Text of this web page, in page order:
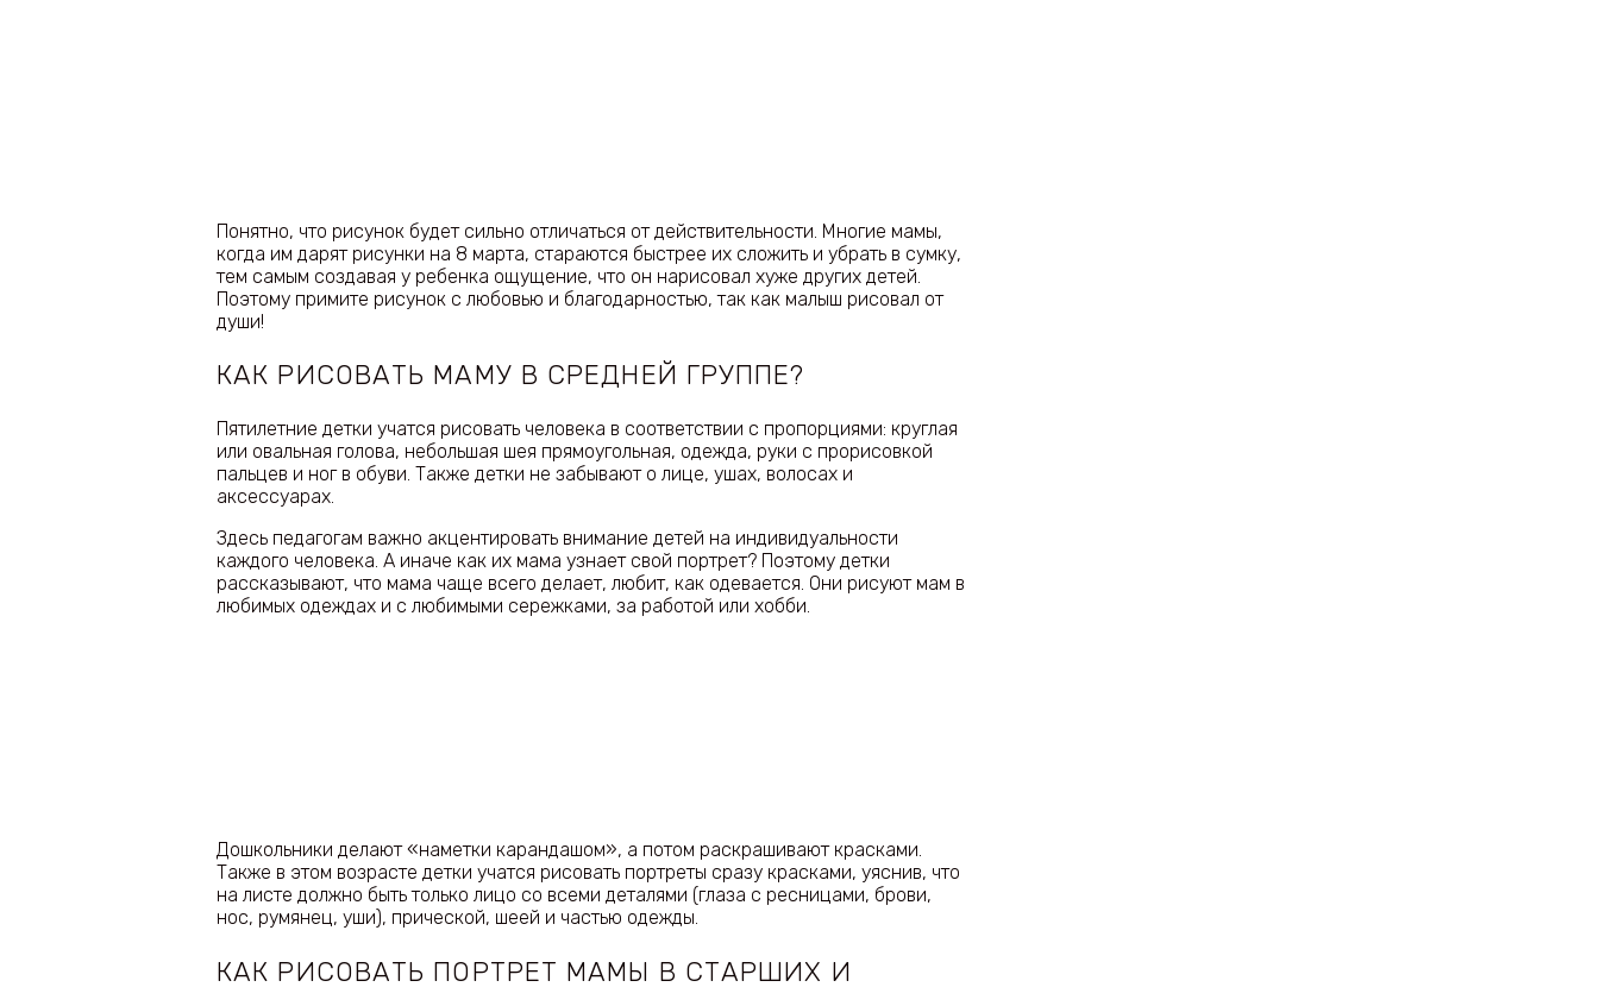
Понятно, что рисунок будет сильно отличаться от действительности. Многие мамы,
когда им дарят рисунки на 8 марта, стараются быстрее их сложить и убрать в сумку,
тем самым создавая у ребенка ощущение, что он нарисовал хуже других детей.
Поэтому примите рисунок с любовью и благодарностью, так как малыш рисовал от
души!
КАК РИСОВАТЬ МАМУ В СРЕДНЕЙ ГРУППЕ?
Пятилетние детки учатся рисовать человека в соответствии с пропорциями: круглая
или овальная голова, небольшая шея прямоугольная, одежда, руки с прорисовкой
пальцев и ног в обуви. Также детки не забывают о лице, ушах, волосах и
аксессуарах.
Здесь педагогам важно акцентировать внимание детей на индивидуальности
каждого человека. А иначе как их мама узнает свой портрет? Поэтому детки
рассказывают, что мама чаще всего делает, любит, как одевается. Они рисуют мам в
любимых одеждах и с любимыми сережками, за работой или хобби.
Дошкольники делают «наметки карандашом», а потом раскрашивают красками.
Также в этом возрасте детки учатся рисовать портреты сразу красками, уяснив, что
на листе должно быть только лицо со всеми деталями (глаза с ресницами, брови,
нос, румянец, уши), прической, шеей и частью одежды.
КАК РИСОВАТЬ ПОРТРЕТ МАМЫ В СТАРШИХ И